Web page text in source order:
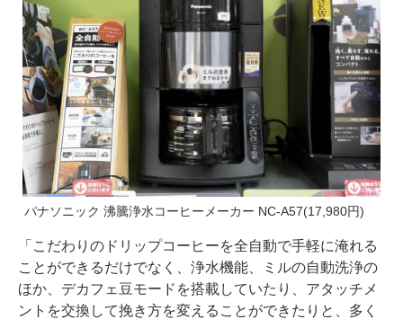
パナソニック 沸騰浄水コーヒーメーカー NC-A57(17,980円)
「こだわりのドリップコーヒーを全自動で手軽に淹れる
ことができるだけでなく、浄水機能、ミルの自動洗浄の
ほか、デカフェ豆モードを搭載していたり、アタッチメ
ントを交換して挽き方を変えることができたりと、多く